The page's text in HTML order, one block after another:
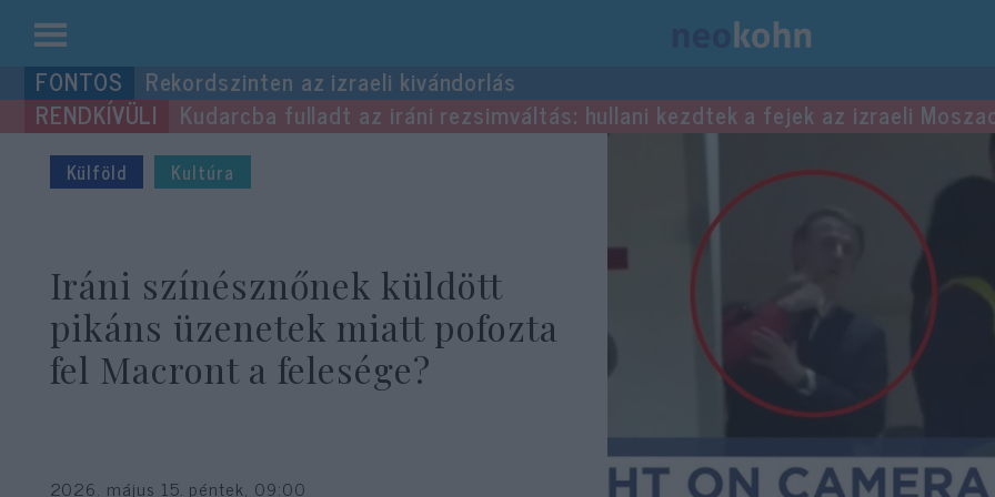
Kilépés
a
tartalomba
Rekordszinten az izraeli kivándorlás
Kudarcba fulladt az iráni rezsimváltás: hullani kezdtek a fejek az izraeli
Külföld Kultúra
Iráni színésznőnek küldött
pikáns üzenetek miatt pofozta
fel Macront a felesége?
2026. május 15. péntek, 09:00